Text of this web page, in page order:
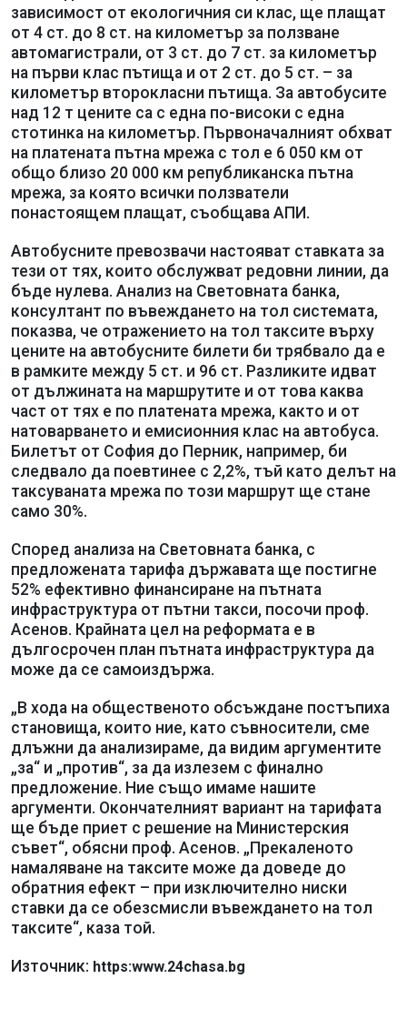
зависимост от екологичния си клас, ще плащат
от 4 ст. до 8 ст. на километър за ползване
автомагистрали, от 3 ст. до 7 ст. за километър
на първи клас пътища и от 2 ст. до 5 ст. – за
километър второкласни пътища. За автобусите
над 12 т цените са с една по-високи с една
стотинка на километър. Първоначалният обхват
на платената пътна мрежа с тол е 6 050 км от
общо близо 20 000 км републиканска пътна
мрежа, за която всички ползватели
понастоящем плащат, съобщава АПИ.
Автобусните превозвачи настояват ставката за
тези от тях, които обслужват редовни линии, да
бъде нулева. Анализ на Световната банка,
консултант по въвеждането на тол системата,
показва, че отражението на тол таксите върху
цените на автобусните билети би трябвало да е
в рамките между 5 ст. и 96 ст. Разликите идват
от дължината на маршрутите и от това каква
част от тях е по платената мрежа, както и от
натоварването и емисионния клас на автобуса.
Билетът от София до Перник, например, би
следвало да поевтинее с 2,2%, тъй като делът на
таксуваната мрежа по този маршрут ще стане
само 30%.
Според анализа на Световната банка, с
предложената тарифа държавата ще постигне
52% ефективно финансиране на пътната
инфраструктура от пътни такси, посочи проф.
Асенов. Крайната цел на реформата е в
дългосрочен план пътната инфраструктура да
може да се самоиздържа.
„В хода на общественото обсъждане постъпиха
становища, които ние, като съвносители, сме
длъжни да анализираме, да видим аргументите
„за“ и „против“, за да излезем с финално
предложение. Ние също имаме нашите
аргументи. Окончателният вариант на тарифата
ще бъде приет с решение на Министерския
съвет“, обясни проф. Асенов. „Прекаленото
намаляване на таксите може да доведе до
обратния ефект – при изключително ниски
ставки да се обезсмисли въвеждането на тол
таксите“, каза той.
Източник: https:www.24chasa.bg